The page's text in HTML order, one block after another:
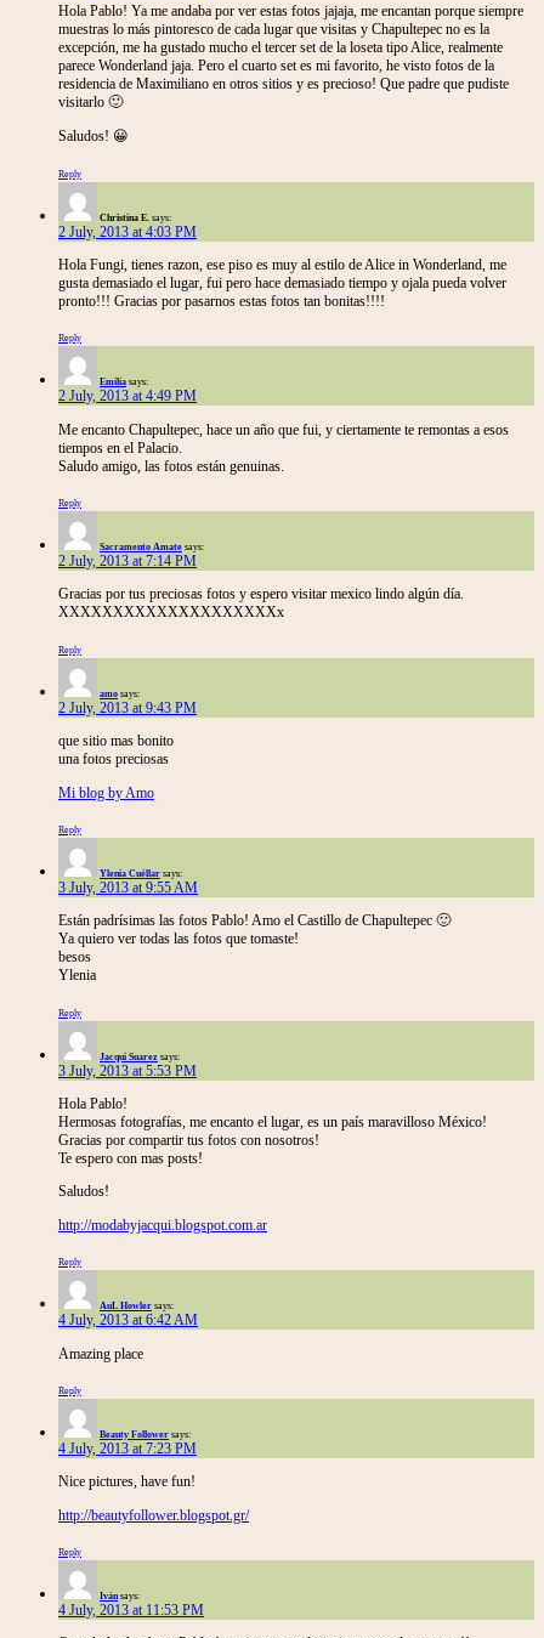
Hola Pablo! Ya me andaba por ver estas fotos jajaja, me encantan porque siempre
muestras lo más pintoresco de cada lugar que visitas y Chapultepec no es la
excepción, me ha gustado mucho el tercer set de la loseta tipo Alice, realmente
parece Wonderland jaja. Pero el cuarto set es mi favorito, he visto fotos de la
residencia de Maximiliano en otros sitios y es precioso! Que padre que pudiste
visitarlo 🙂
Saludos! 😀
Reply
Christina E. says:
2 July, 2013 at 4:03 PM
Hola Fungi, tienes razon, ese piso es muy al estilo de Alice in Wonderland, me
gusta demasiado el lugar, fui pero hace demasiado tiempo y ojala pueda volver
pronto!!! Gracias por pasarnos estas fotos tan bonitas!!!!
Reply
Emilia says:
2 July, 2013 at 4:49 PM
Me encanto Chapultepec, hace un año que fui, y ciertamente te remontas a esos
tiempos en el Palacio.
Saludo amigo, las fotos están genuinas.
Reply
Sacramento Amate says:
2 July, 2013 at 7:14 PM
Gracias por tus preciosas fotos y espero visitar mexico lindo algún día.
XXXXXXXXXXXXXXXXXXXXx
Reply
amo says:
2 July, 2013 at 9:43 PM
que sitio mas bonito
una fotos preciosas
Mi blog by Amo
Reply
Ylenia Cuéllar says:
3 July, 2013 at 9:55 AM
Están padrísimas las fotos Pablo! Amo el Castillo de Chapultepec 🙂
Ya quiero ver todas las fotos que tomaste!
besos
Ylenia
Reply
Jacqui Suarez says:
3 July, 2013 at 5:53 PM
Hola Pablo!
Hermosas fotografías, me encanto el lugar, es un país maravilloso México!
Gracias por compartir tus fotos con nosotros!
Te espero con mas posts!
Saludos!
http://modabyjacqui.blogspot.com.ar
Reply
AuL Howler says:
4 July, 2013 at 6:42 AM
Amazing place
Reply
Beauty Follower says:
4 July, 2013 at 7:23 PM
Nice pictures, have fun!
http://beautyfollower.blogspot.gr/
Reply
Iván says:
4 July, 2013 at 11:53 PM